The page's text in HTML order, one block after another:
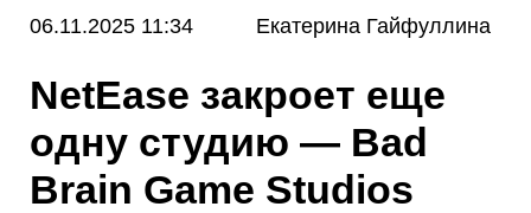
06.11.2025 11:34 Екатерина Гайфуллина
NetEase закроет еще
одну студию — Bad
Brain Game Studios